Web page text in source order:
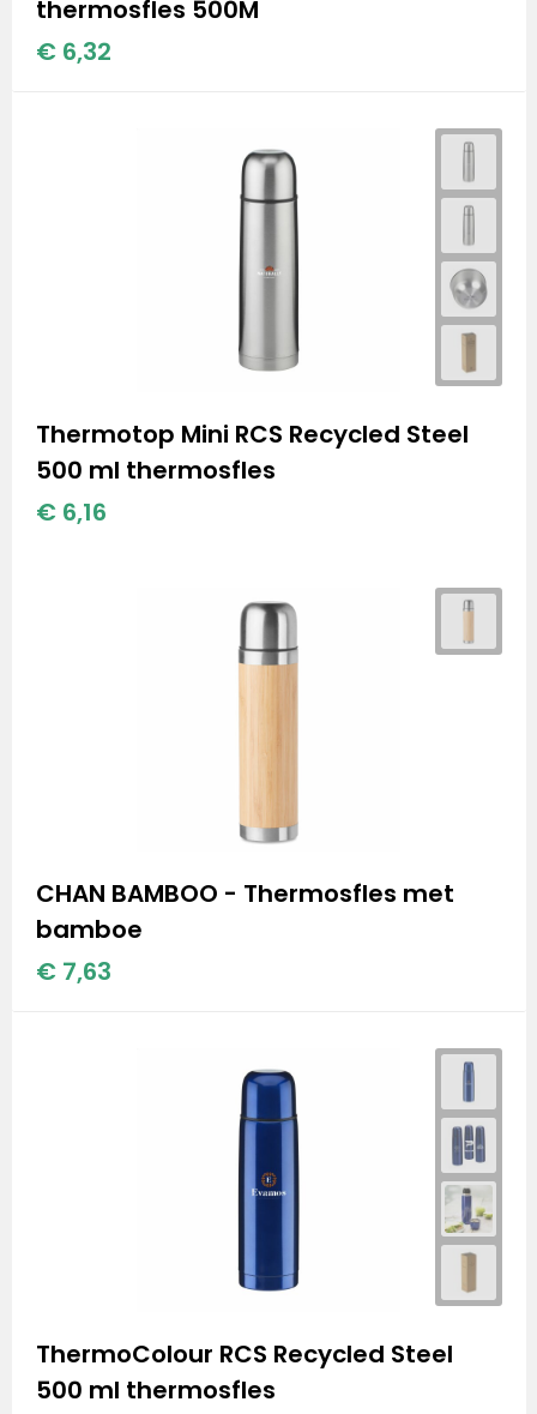
thermosfles 500M
€ 6,32
Thermotop Mini RCS Recycled Steel
500 ml thermosfles
€ 6,16
CHAN BAMBOO - Thermosfles met
bamboe
€ 7,63
ThermoColour RCS Recycled Steel
500 ml thermosfles